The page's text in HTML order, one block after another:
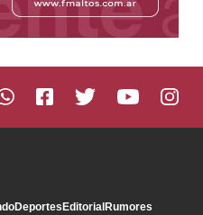
DeportesEditorialRumores